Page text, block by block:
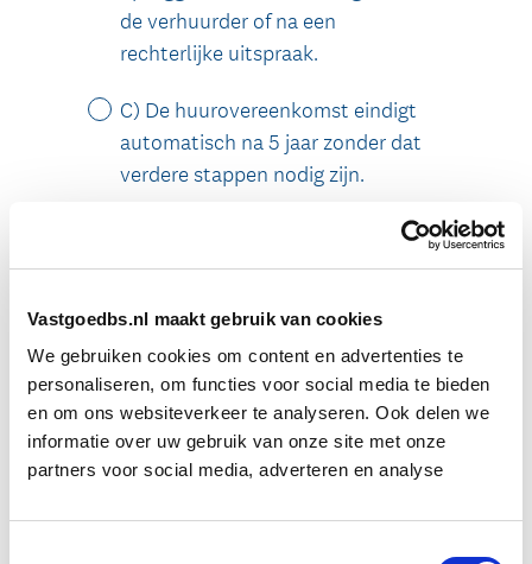
Vastgoedbs.nl maakt gebruik van cookies
We gebruiken cookies om content en advertenties te
personaliseren, om functies voor social media te bieden
en om ons websiteverkeer te analyseren. Ook delen we
informatie over uw gebruik van onze site met onze
partners voor social media, adverteren en analyse